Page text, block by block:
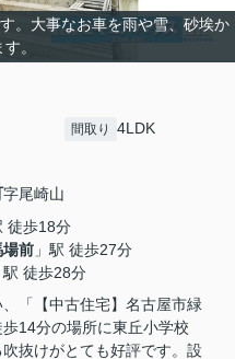
。大事なお車を雨や雪、砂埃か
。
間取り 4LDK
字尾崎山
徒歩18分
場前 」駅 徒歩27分
駅 徒歩28分
「【中古住宅】名古屋市緑
14分の場所に東丘小学校
抜けがとても好評です。設